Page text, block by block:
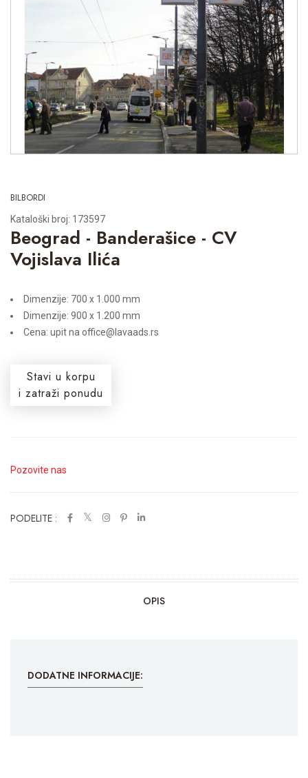
BILBORDI
Kataloški broj: 173597
Beograd - Banderašice - CV
Vojislava Ilića
Dimenzije: 700 x 1.000 mm
Dimenzije: 900 x 1.200 mm
Cena: upit na office@lavaads.rs
Stavi u korpu
i zatraži ponudu
Pozovite nas
PODELITE :
OPIS
DODATNE INFORMACIJE: